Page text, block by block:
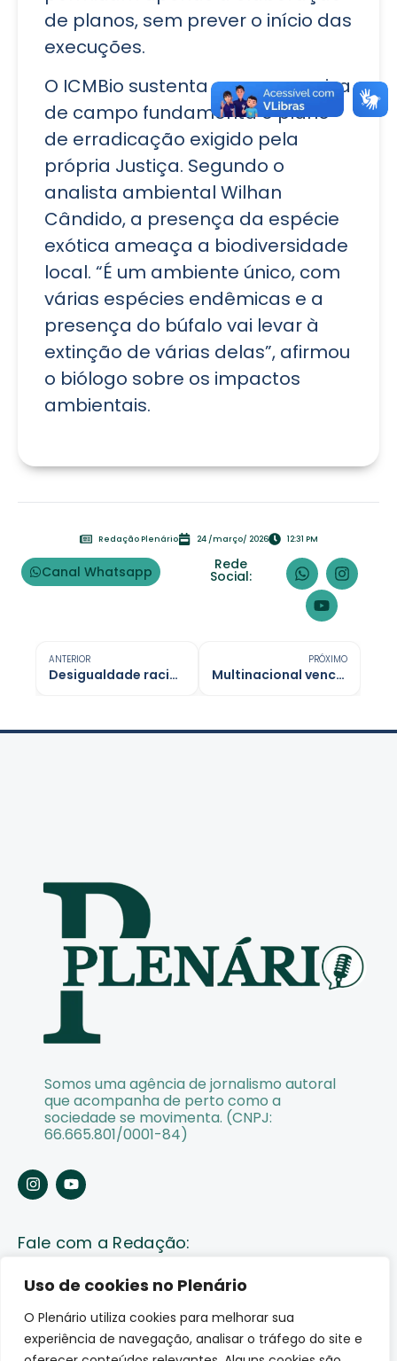
Uso de cookies no Plenário
O Plenário utiliza cookies para melhorar sua
experiência de navegação, analisar o tráfego do site e
de planos, sem prever o início das
execuções.
O ICMBio sustenta que a pesquisa
de campo fundamenta o plano
de erradicação exigido pela
própria Justiça. Segundo o
analista ambiental Wilhan
Cândido, a presença da espécie
exótica ameaça a biodiversidade
local. “É um ambiente único, com
várias espécies endêmicas e a
presença do búfalo vai levar à
extinção de várias delas”, afirmou
o biólogo sobre os impactos
ambientais.
Redação Plenário 24 /março/ 2026 12:31 PM
Canal Whatsapp Rede
Social:
ANTERIOR
Desigualdade racial e regional marca o saneamento básico
PRÓXIMO
Multinacional vence leilão de concessão florestal para restauração em Rondônia
Somos uma agência de jornalismo autoral
que acompanha de perto como a
sociedade se movimenta. (CNPJ:
66.665.801/0001-84)
Fale com a Redação:
Enviar pauta
Fale conosco
Av. Lauro Sodré, 1259. Olaria – Porto Velho (RO)